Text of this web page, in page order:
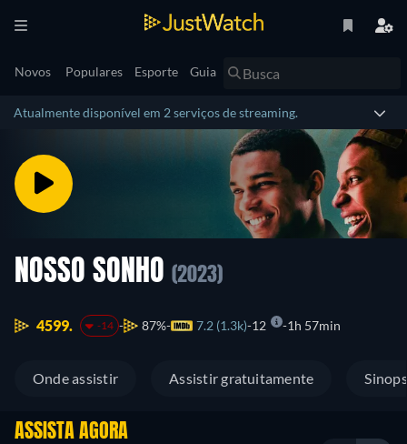
Novos Populares Esporte Guia
Atualmente disponível em 2 serviços de streaming.
NOSSO SONHO (2023)
4599. -14 87% 7.2 (1.3k) 12 1h 57min
Onde assistir Assistir gratuitamente
ASSISTA AGORA